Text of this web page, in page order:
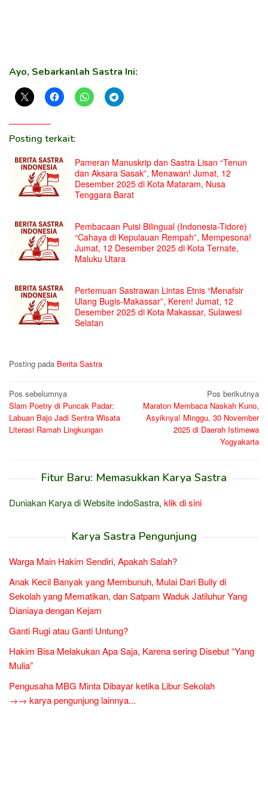
Ayo, Sebarkanlah Sastra Ini:
Posting terkait:
Pameran Manuskrip dan Sastra Lisan “Tenun
dan Aksara Sasak”, Menawan! Jumat, 12
Desember 2025 di Kota Mataram, Nusa
Tenggara Barat
Pembacaan Puisi Bilingual (Indonesia-Tidore)
“Cahaya di Kepulauan Rempah”, Mempesona!
Jumat, 12 Desember 2025 di Kota Ternate,
Maluku Utara
Pertemuan Sastrawan Lintas Etnis “Menafsir
Ulang Bugis-Makassar”, Keren! Jumat, 12
Desember 2025 di Kota Makassar, Sulawesi
Selatan
Posting pada Berita Sastra
Navigasi
pos
Pos sebelumnya
Slam Poetry di Puncak Padar:
Labuan Bajo Jadi Sentra Wisata
Literasi Ramah Lingkungan
Pos berikutnya
Maraton Membaca Naskah Kuno,
Asyiknya! Minggu, 30 November
2025 di Daerah Istimewa
Yogyakarta
Fitur Baru: Memasukkan Karya Sastra
Duniakan Karya di Website indoSastra, klik di sini
Karya Sastra Pengunjung
Warga Main Hakim Sendiri, Apakah Salah?
Anak Kecil Banyak yang Membunuh, Mulai Dari Bully di
Sekolah yang Mematikan, dan Satpam Waduk Jatiluhur Yang
Dianiaya dengan Kejam
Ganti Rugi atau Ganti Untung?
Hakim Bisa Melakukan Apa Saja, Karena sering Disebut “Yang
Mulia”
Pengusaha MBG Minta Dibayar ketika Libur Sekolah
→→ karya pengunjung lainnya...